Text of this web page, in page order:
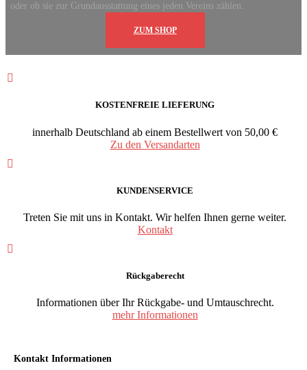
oder ob sie zur Grundausstattung eines jeden Vereins zählen.
ZUM SHOP
KOSTENFREIE LIEFERUNG
innerhalb Deutschland ab einem Bestellwert von 50,00 €
Zu den Versandarten
KUNDENSERVICE
Treten Sie mit uns in Kontakt. Wir helfen Ihnen gerne weiter.
Kontakt
Rückgaberecht
Informationen über Ihr Rückgabe- und Umtauschrecht.
mehr Informationen
Kontakt Informationen